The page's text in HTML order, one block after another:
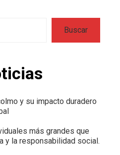
Buscar
y su impacto duradero
más grandes que
y la responsabilidad social.